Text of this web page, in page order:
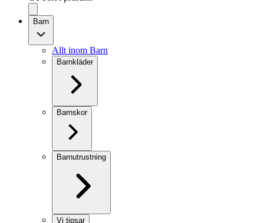
Barn
Allt inom Barn
Barnkläder
Barnskor
Barnutrustning
Vi tipsar